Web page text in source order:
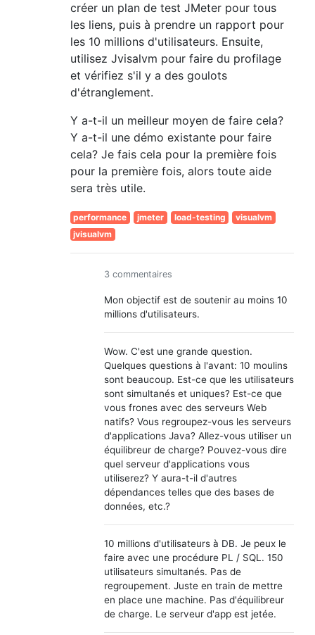
créer un plan de test JMeter pour tous
les liens, puis à prendre un rapport pour
les 10 millions d'utilisateurs. Ensuite,
utilisez Jvisalvm pour faire du profilage
et vérifiez s'il y a des goulots
d'étranglement.
Y a-t-il un meilleur moyen de faire cela?
Y a-t-il une démo existante pour faire
cela? Je fais cela pour la première fois
pour la première fois, alors toute aide
sera très utile.
performance jmeter load-testing
visualvm
jvisualvm
3 commentaires
Mon objectif est de soutenir au moins 10
millions d'utilisateurs.
Wow. C'est une grande question.
Quelques questions à l'avant: 10 moulins
sont beaucoup. Est-ce que les utilisateurs
sont simultanés et uniques? Est-ce que
vous frones avec des serveurs Web
natifs? Vous regroupez-vous les serveurs
d'applications Java? Allez-vous utiliser un
équilibreur de charge? Pouvez-vous dire
quel serveur d'applications vous
utiliserez? Y aura-t-il d'autres
dépendances telles que des bases de
données, etc.?
10 millions d'utilisateurs à DB. Je peux le
faire avec une procédure PL / SQL. 150
utilisateurs simultanés. Pas de
regroupement. Juste en train de mettre
en place une machine. Pas d'équilibreur
de charge. Le serveur d'app est jetée.